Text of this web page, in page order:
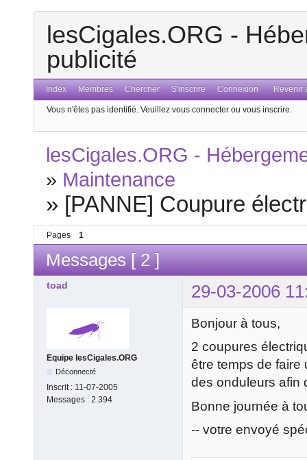
lesCigales.ORG -
publicité
Index Membres Chercher S'inscrire Connexion Revenir
Vous n'êtes pas identifié. Veuillez vous connecter ou vous inscrire.
lesCigales.ORG -
» Maintenance
» [PANNE] Coupure
Pages 1
Messages [ 2 ]
toad 29-03-2006
Equipe lesCigales.ORG
Déconnecté
Inscrit : 11-07-2005
Messages : 2.394
Bonjour à tous,
2 coupures
être temps de faire
des onduleurs afin
Bonne journée à
-- votre envoyé